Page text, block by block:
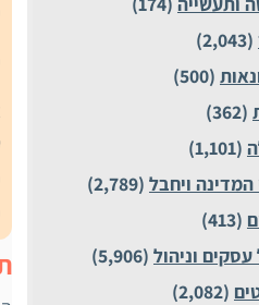
(2,043)
(500)
(362)
(1,101)
ויחבל (2,789)
(413)
וניהול (5,906)
(2,082)